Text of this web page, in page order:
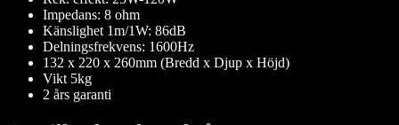
Impedans: 8 ohm
Känslighet 1m/1W: 86dB
Delningsfrekvens: 1600Hz
132 x 220 x 260mm (Bredd x Djup x Höjd)
Vikt 5kg
2 års garanti